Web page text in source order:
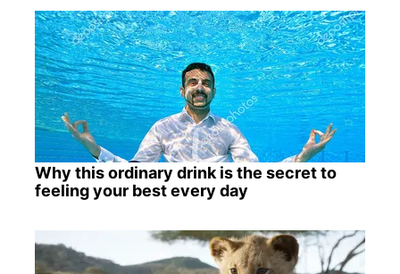
Why this ordinary drink is the secret to
feeling your best every day